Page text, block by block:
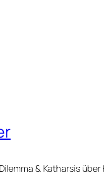
& Katharsis